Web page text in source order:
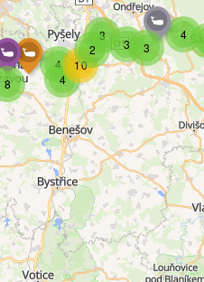
4
4
10
3
2
4
3
3
8